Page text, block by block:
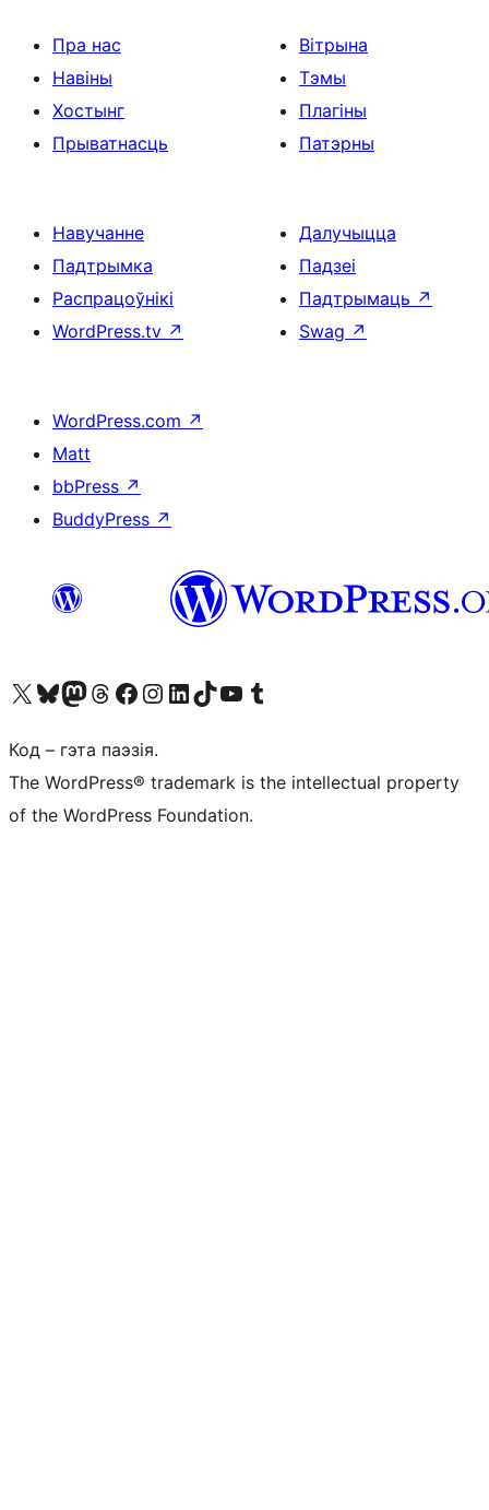
Пра нас
Навіны
Хостынг
Прыватнасць
Вітрына
Тэмы
Плагіны
Патэрны
Навучанне
Падтрымка
Распрацоўнікі
WordPress.tv ↗
Далучыцца
Падзеі
Падтрымаць ↗
Swag ↗
WordPress.com ↗
Matt
bbPress ↗
BuddyPress ↗
Наведайце наш акаўнт у X (былы Twitter)
Visit our Bluesky account
Visit our Mastodon account
Visit our Threads account
Наведаеце нашу старонку на Facebook
Наведайце наш Instagram
Наведайце нашу старонку ў LinkedIn
Visit our TikTok account
Наведайце наш YouTube каналVisit our Tumblr account
Код – гэта паэзія.
The WordPress® trademark is the intellectual property
of the WordPress Foundation.